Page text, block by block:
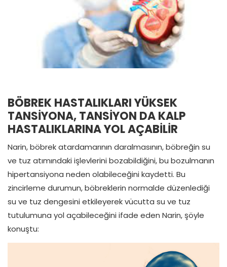
BÖBREK HASTALIKLARI YÜKSEK
TANSİYONA, TANSİYON DA KALP
HASTALIKLARINA YOL AÇABİLİR
Narin, böbrek atardamarının daralmasının, böbreğin su
ve tuz atımındaki işlevlerini bozabildiğini, bu bozulmanın
hipertansiyona neden olabileceğini kaydetti. Bu
zincirleme durumun, böbreklerin normalde düzenlediği
su ve tuz dengesini etkileyerek vücutta su ve tuz
tutulumuna yol açabileceğini ifade eden Narin, şöyle
konuştu: